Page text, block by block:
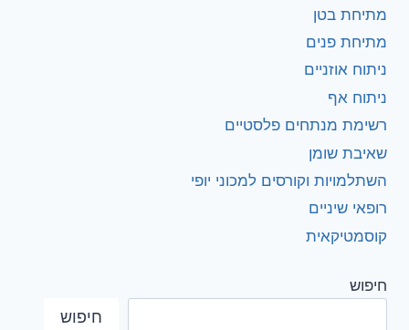
מתיחת בטן
מתיחת פנים
ניתוח אוזניים
ניתוח אף
רשימת מנתחים פלסטיים
שאיבת שומן
השתלמויות וקורסים למכוני יופי
רופאי שיניים
קוסמטיקאית
חיפוש
חיפוש